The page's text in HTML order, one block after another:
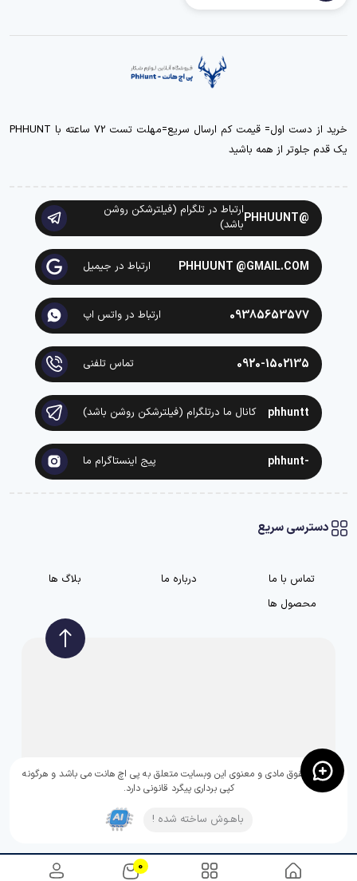
0
خرید از دست اول= قیمت کم ارسال سریع=مهلت تست 72 ساعته با PHHUNT
یک قدم جلوتر از همه باشید
@PHHUUNT
ارتباط در تلگرام (فیلترشکن روشن
باشد)
PHHUUNT @GMAIL.COM ارتباط در جیمیل
09385653577 ارتباط در واتس اپ
0920-1502135 تماس تلفنی
phhuntt کانال ما درتلگرام (فیلترشکن روشن باشد)
-phhunt پیج اینستاگرام ما
دسترسی سریع
تماس با ما درباره ما
بلاگ ها
محصول ها
تمامی حقوق مادی و معنوی این وبسایت متعلق به پی اچ هانت می باشد و هرگونه
کپی برداری پیگرد قانونی دارد.
باهـوش ساخته شده !